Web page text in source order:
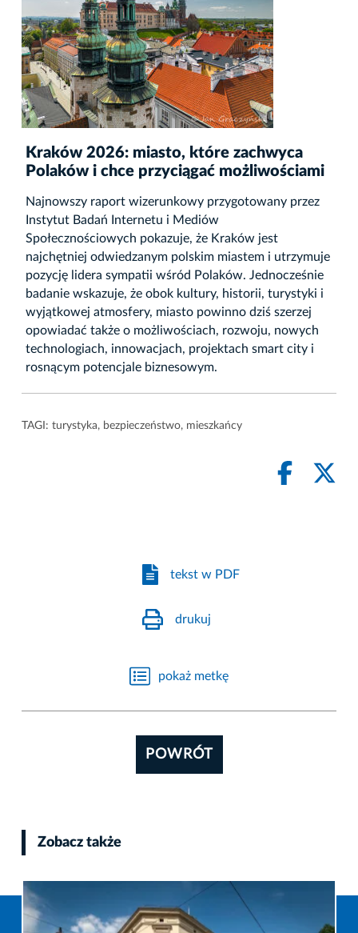
Kraków 2026: miasto, które zachwyca
Polaków i chce przyciągać możliwościami
Najnowszy raport wizerunkowy przygotowany przez
Instytut Badań Internetu i Mediów
Społecznościowych pokazuje, że Kraków jest
najchętniej odwiedzanym polskim miastem i utrzymuje
pozycję lidera sympatii wśród Polaków. Jednocześnie
badanie wskazuje, że obok kultury, historii, turystyki i
wyjątkowej atmosfery, miasto powinno dziś szerzej
opowiadać także o możliwościach, rozwoju, nowych
technologiach, innowacjach, projektach smart city i
rosnącym potencjale biznesowym.
TAGI: turystyka, bezpieczeństwo, mieszkańcy
tekst w PDF
drukuj
pokaż metkę
POWRÓT
Zobacz także